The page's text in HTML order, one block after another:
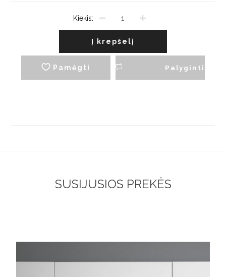
Kiekis:
Pamėgti
Į krepšelį
Palyginti
SUSIJUSIOS PREKĖS